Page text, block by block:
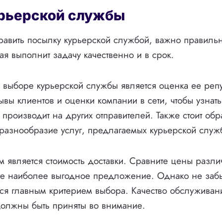
службы
посылку курьерской службой, важно
выполнит задачу качественно и в срок.
курьерской службы является оценка ее
клиентов и оценки компании в сети, чтобы
на других отправителей. Также стоит
услуг, предлагаемых курьерской
стоимость доставки. Сравните цены
наиболее выгодное предложение. Однако не
главным критерием выбора. Качество
быть приняты во внимание.